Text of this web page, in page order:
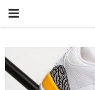
PRIMARY